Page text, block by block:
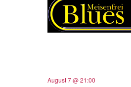
August 7 @ 21:00